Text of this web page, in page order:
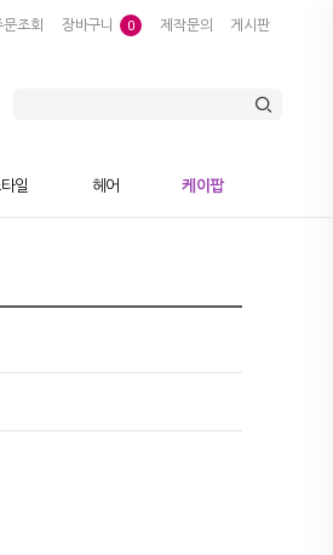
문조회 장바구니 0 제작문의 게시판
일 헤어 케이팝